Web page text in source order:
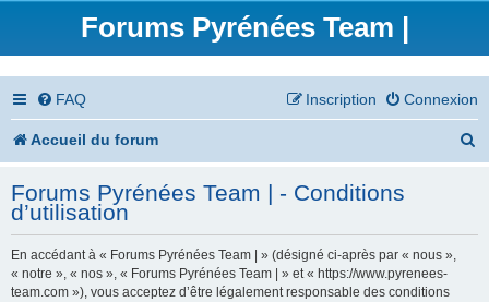
Forums Pyrénées Team |
FAQ Connexion
Inscription
Accueil du forum
h
Forums Pyrénées Team | - Conditions
d’utilisation
En accédant à « Forums Pyrénées Team | » (désigné ci-après par « nous »,
« notre », « nos », « Forums Pyrénées Team | » et « https://www.pyrenees-
team.com »), vous acceptez d’être légalement responsable des conditions